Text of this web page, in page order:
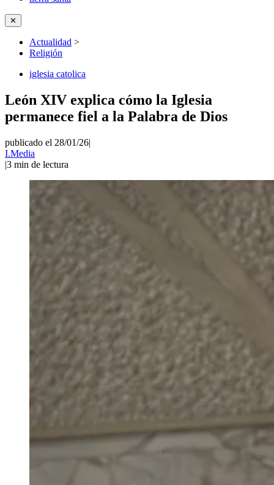
✕
Actualidad >
Religión
iglesia catolica
León XIV explica cómo la Iglesia
permanece fiel a la Palabra de Dios
publicado el 28/01/26|
I.Media
|3 min de lectura